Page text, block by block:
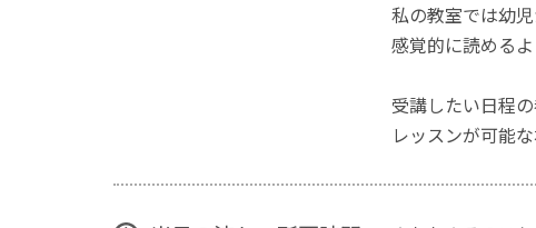
私の教室では幼
感覚的に読める
受講したい日程
レッスンが可能